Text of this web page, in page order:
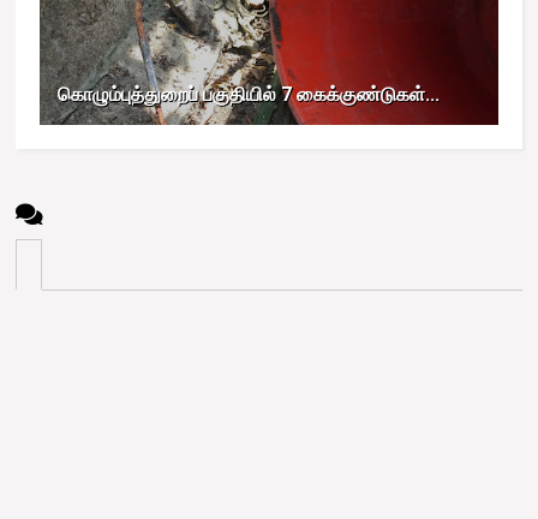
கொழும்புத்துறைப் பகுதியில் 7 கைக்குண்டுகள்...